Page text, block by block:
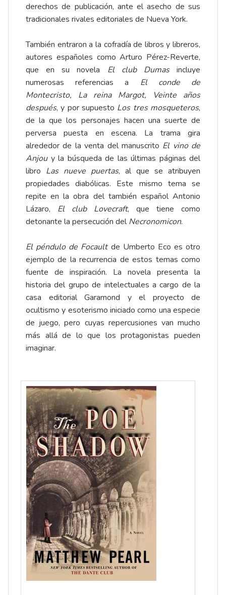
derechos de publicación, ante el asecho de sus
tradicionales rivales editoriales de Nueva York.
También entraron a la cofradía de libros y libreros,
autores españoles como Arturo Pérez-Reverte,
que en su novela El club Dumasincluye
numerosas referencias a El conde de
Montecristo, La reina Margot, Veinte años
después, y por supuesto Los tres mosqueteros,
de la que los personajes hacen una suerte de
perversa puesta en escena. La trama gira
alrededor de la venta del manuscrito El vino de
Anjouy la búsqueda de las últimas páginas del
libro Las nueve puertas, al que se atribuyen
propiedades diabólicas. Este mismo tema se
repite en la obra del también español Antonio
Lázaro, El club Lovecraft, que tiene como
detonante la persecución delNecronomicon.
El péndulo de Focault de Umberto Eco es otro
ejemplo de la recurrencia de estos temas como
fuente de inspiración. La novela presenta la
historia del grupo de intelectuales a cargo de la
casa editorial Garamond y el proyecto de
ocultismo y esoterismo iniciado como una especie
de juego, pero cuyas repercusiones van mucho
más allá de lo que los protagonistas pueden
imaginar.